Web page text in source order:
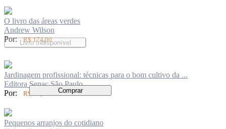
O livro das áreas verdes
Andrew Wilson
Por:
R$ 174,00
Livro Indisponível
Jardinagem profissional: técnicas para o bom cultivo da ...
Editora Senac São Paulo
Por:
R$ 74,00 Comprar
Pequenos arranjos do cotidiano